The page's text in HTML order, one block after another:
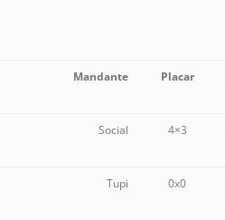
Mandante Placar
Social 4×3
Tupi 0x0